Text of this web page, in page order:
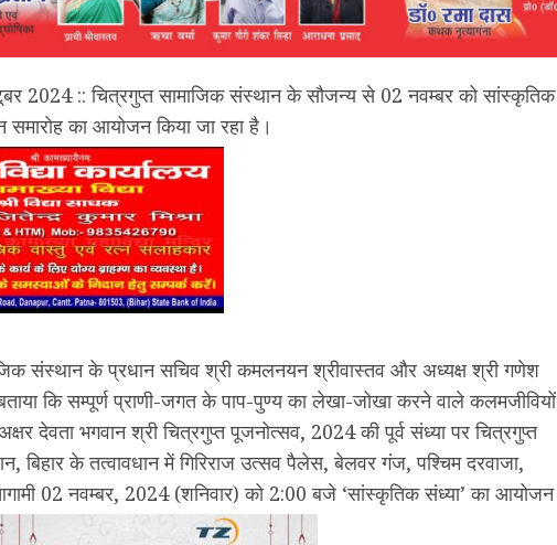
2024 :: चित्रगुप्त सामाजिक संस्थान के सौजन्य से 02 नवम्बर को सांस्कृतिक
समारोह का आयोजन किया जा रहा है।
संस्थान के प्रधान सचिव श्री कमलनयन श्रीवास्तव और अध्यक्ष श्री गणेश
कि सम्पूर्ण प्राणी-जगत के पाप-पुण्य का लेखा-जोखा करने वाले कलमजीवियों
देवता भगवान श्री चित्रगुप्त पूजनोत्सव, 2024 की पूर्व संध्या पर चित्रगुप्त
बिहार के तत्वावधान में गिरिराज उत्सव पैलेस, बेलवर गंज, पश्चिम दरवाजा,
02 नवम्बर, 2024 (शनिवार) को 2:00 बजे ‘सांस्कृतिक संध्या’ का आयोजन